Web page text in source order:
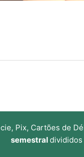
Pix, Cartões de
semestral